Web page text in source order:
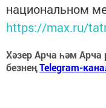
национальном
https://max.ru/
Хәзер Арча һәм
безнеңTelegram-